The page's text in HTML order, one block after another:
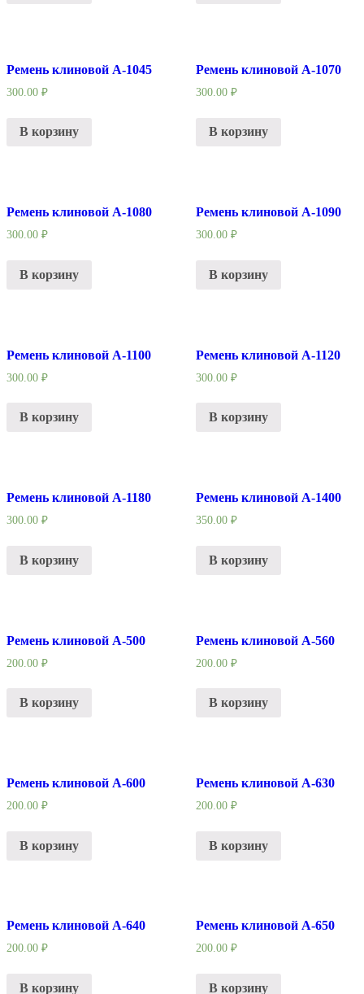
Ремень клиновой А-1045
300.00 ₽
В корзину
Ремень клиновой А-1070
300.00 ₽
В корзину
Ремень клиновой А-1080
300.00 ₽
В корзину
Ремень клиновой А-1090
300.00 ₽
В корзину
Ремень клиновой А-1100
300.00 ₽
В корзину
Ремень клиновой А-1120
300.00 ₽
В корзину
Ремень клиновой А-1180
300.00 ₽
В корзину
Ремень клиновой А-1400
350.00 ₽
В корзину
Ремень клиновой А-500
200.00 ₽
В корзину
Ремень клиновой А-560
200.00 ₽
В корзину
Ремень клиновой А-600
200.00 ₽
В корзину
Ремень клиновой А-630
200.00 ₽
В корзину
Ремень клиновой А-640
200.00 ₽
В корзину
Ремень клиновой А-650
200.00 ₽
В корзину